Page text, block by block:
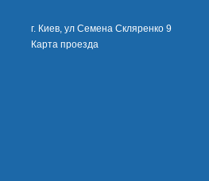
г. Киев, ул Семена Скляренко 9
Карта проезда